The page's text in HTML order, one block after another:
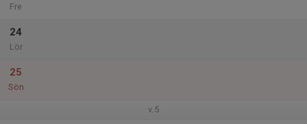
Fre
24
Lör
25
Sön
v.5